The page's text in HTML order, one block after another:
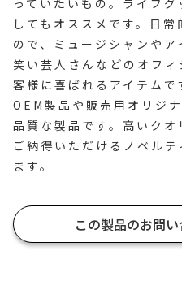
してもオススメです。日
ので、ミュージシャンや
笑い芸人さんなどのオフ
客様に喜ばれるアイテムで
OEM製品や販売用オリジ
品質な製品です。高いク
ご納得いただけるノベル
ます。
この製品のお問